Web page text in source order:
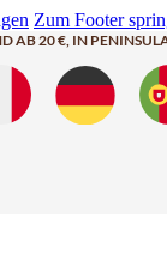
Zum Footer
AB 20 €, IN